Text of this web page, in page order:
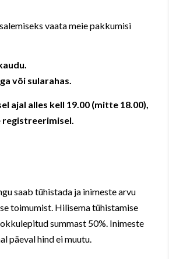
vaata meie pakkumisi
või sularahas.
ajal alles kell 19.00 (mitte 18.00),
registreerimisel.
saab tühistada ja inimeste arvu
toimumist. Hilisema tühistamise
summast 50%. Inimeste
päeval hind ei muutu.